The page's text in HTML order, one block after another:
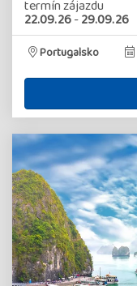
termín zájazdu
22.09.26-29.09.26
Portugalsko